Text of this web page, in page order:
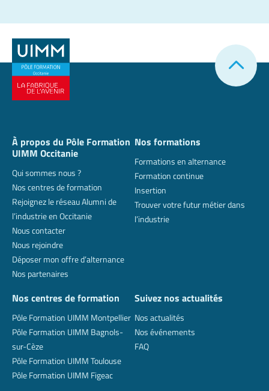
À propos du Pôle Formation
UIMM Occitanie
Qui sommes nous ?
Nos centres de formation
Rejoignez le réseau Alumni de
l’industrie en Occitanie
Nous contacter
Nous rejoindre
Déposer mon offre d’alternance
Nos partenaires
Nos formations
Formations en alternance
Formation continue
Insertion
Trouver votre futur métier dans
l’industrie
Nos centres de formation
Pôle Formation UIMM Montpellier
Pôle Formation UIMM Bagnols-
sur-Cèze
Pôle Formation UIMM Toulouse
Pôle Formation UIMM Figeac
Suivez nos actualités
Nos actualités
Nos événements
FAQ